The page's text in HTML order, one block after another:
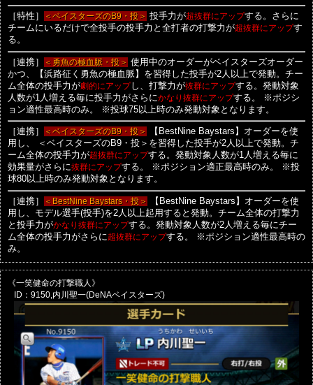
［特性］ ＜ベイスターズのB9・投＞ 投手力が超抜群にアップする。さらに
チームにいるだけで全投手の投手力と全打者の打撃力が超抜群にアップす
る。
［連携］ ＜勇魚の極血脈・投＞ 使用中のオーダーがベイスターズオーダー
かつ、【浜路征く勇魚の極血脈】を習得した投手が2人以上で発動。チー
ム全体の投手力が劇的にアップし、打撃力が抜群にアップする。発動対象
人数が1人増える毎に投手力がさらにかなり抜群にアップする。
※ポジシ
ョン適性最高時のみ。
※投球75以上時のみ発動対象となります。
［連携］ ＜ベイスターズのB9・投＞
【BestNine Baystars】オーダーを使
用し、
＜ベイスターズのB9・投＞を習得した投手が2人以上で発動。チ
ーム全体の投手力が超抜群にアップする。発動対象人数が1人増える毎に
効果量がさらに抜群にアップする。 ※ポジション適正最高時のみ。
※投
球80以上時のみ発動対象となります。
［連携］ ＜BestNine Baystars・投＞
【BestNine Baystars】オーダーを使
用し、モデル選手(投手)を2人以上起用すると発動。チーム全体の打撃力
と投手力がかなり抜群にアップする。発動対象人数が2人増える毎にチー
ム全体の投手力がさらに超抜群にアップする。
※ポジション適性最高時の
み。
《一笑健命の打撃職人》
ID：9150,内川聖一(DeNAベイスターズ)